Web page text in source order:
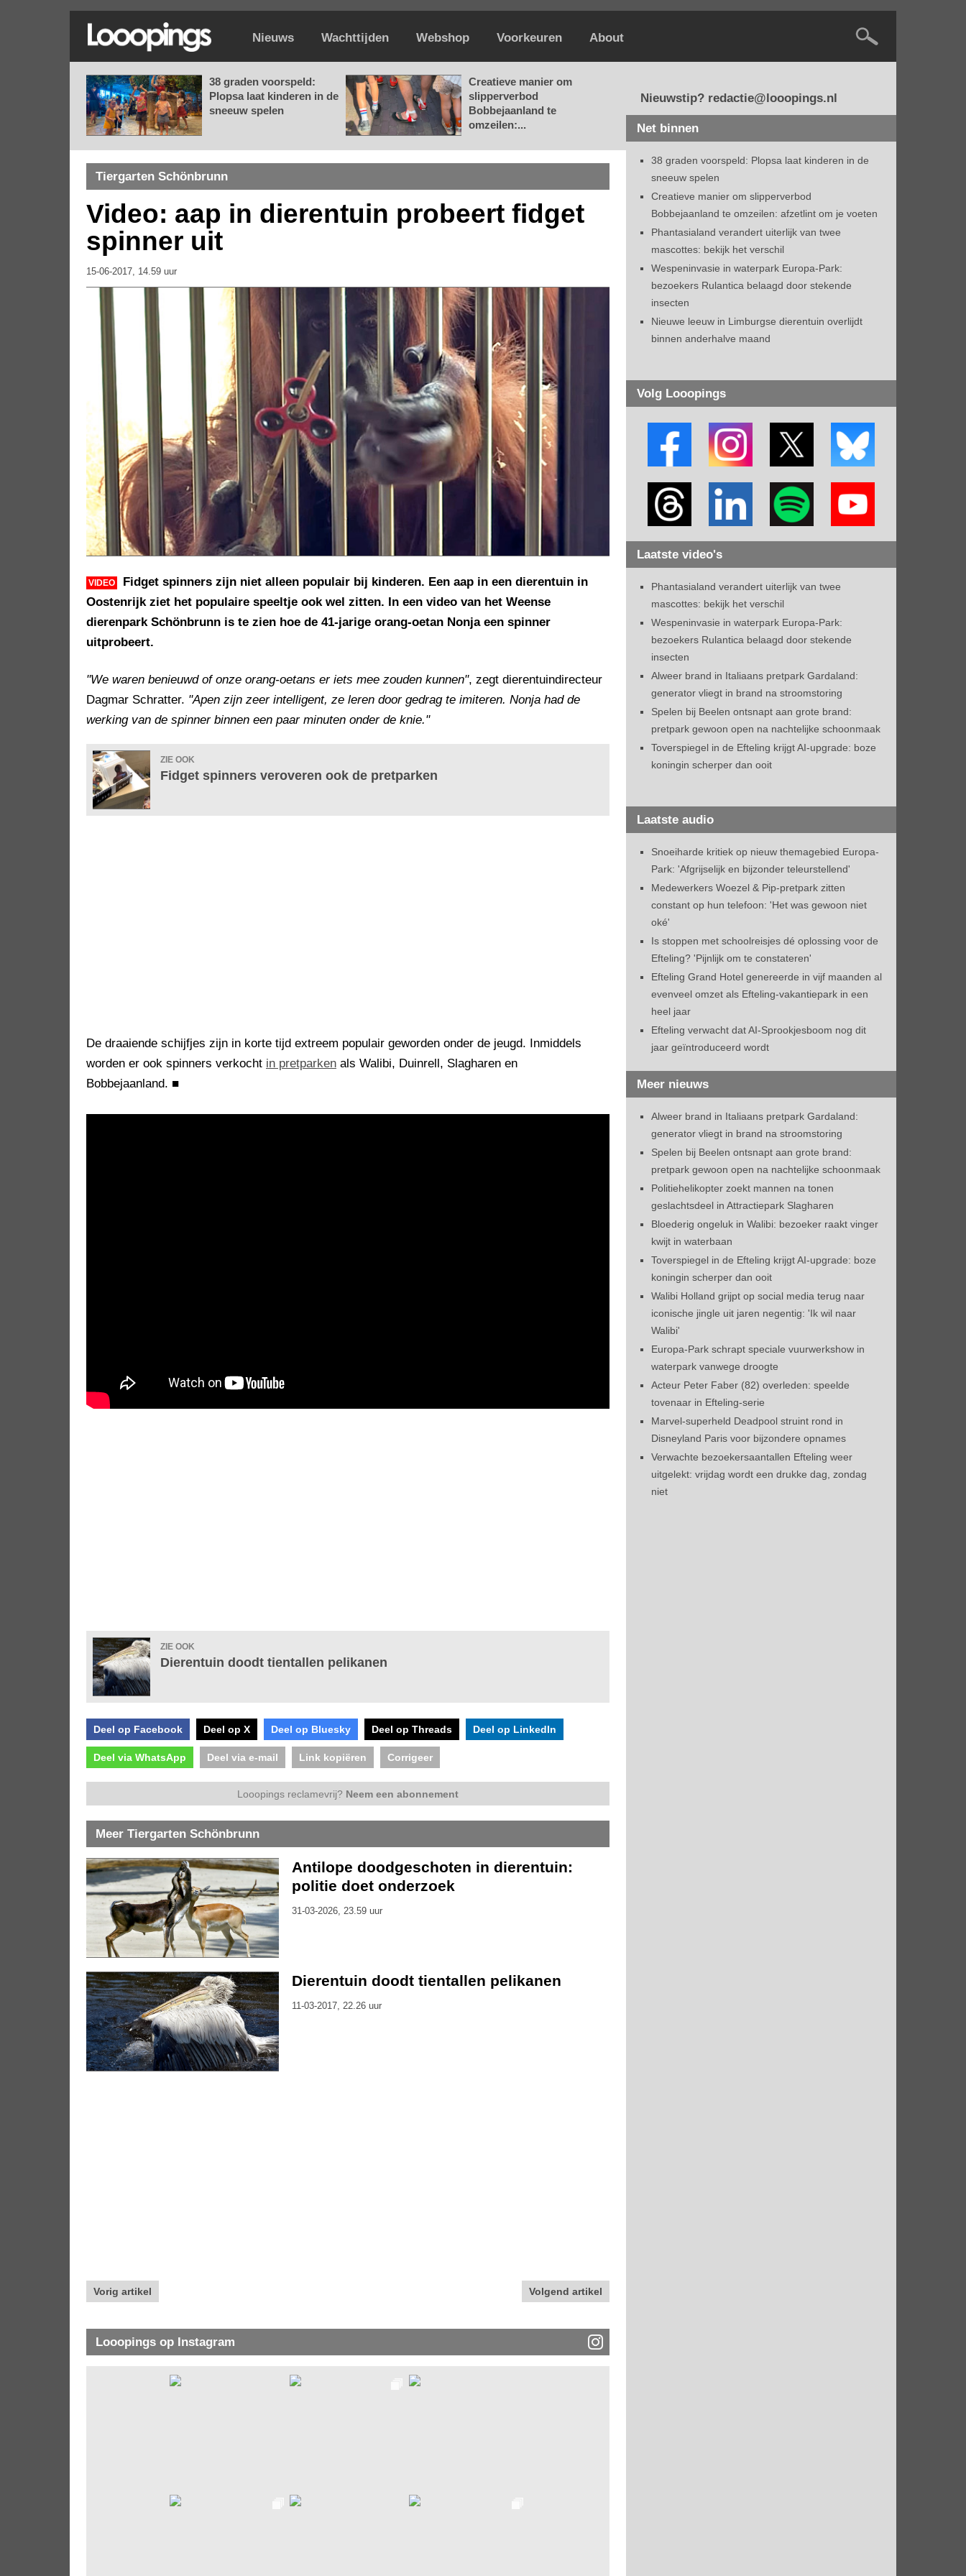
Nieuws Wachttijden Webshop Voorkeuren About
38 graden voorspeld:
Plopsa laat kinderen in de
sneeuw spelen
Creatieve manier om
slipperverbod
Bobbejaanland te
omzeilen:...
Tiergarten Schönbrunn
Video: aap in dierentuin probeert fidget
spinner uit
15-06-2017, 14.59 uur
VIDEO
Fidget spinners zijn niet alleen populair bij kinderen. Een aap in een dierentuin in
Oostenrijk ziet het populaire speeltje ook wel zitten. In een video van het Weense
dierenpark Schönbrunn is te zien hoe de 41-jarige orang-oetan Nonja een spinner
uitprobeert.
"We waren benieuwd of onze orang-oetans er iets mee zouden kunnen", zegt dierentuindirecteur
Dagmar Schratter. "Apen zijn zeer intelligent, ze leren door gedrag te imiteren. Nonja had de
werking van de spinner binnen een paar minuten onder de knie."
ZIE OOK
Fidget spinners veroveren ook de pretparken
De draaiende schijfjes zijn in korte tijd extreem populair geworden onder de jeugd. Inmiddels
worden er ook spinners verkocht in pretparken als Walibi, Duinrell, Slagharen en
Bobbejaanland. ■
ZIE OOK
Dierentuin doodt tientallen pelikanen
Deel op Facebook Deel op X Deel op Bluesky Deel op Threads Deel op LinkedIn
Deel via WhatsApp Deel via e-mail Link kopiëren Corrigeer
Looopings reclamevrij? Neem een abonnement
Meer Tiergarten Schönbrunn
Antilope doodgeschoten in dierentuin:
politie doet onderzoek
31-03-2026, 23.59 uur
Dierentuin doodt tientallen pelikanen
11-03-2017, 22.26 uur
Vorig artikel Volgend artikel
Looopings op Instagram
Nieuwstip? redactie@looopings.nl
Net binnen
38 graden voorspeld: Plopsa laat kinderen in de
sneeuw spelen
Creatieve manier om slipperverbod
Bobbejaanland te omzeilen: afzetlint om je voeten
Phantasialand verandert uiterlijk van twee
mascottes: bekijk het verschil
Wespeninvasie in waterpark Europa-Park:
bezoekers Rulantica belaagd door stekende
insecten
Nieuwe leeuw in Limburgse dierentuin overlijdt
binnen anderhalve maand
Volg Looopings
Laatste video's
Phantasialand verandert uiterlijk van twee
mascottes: bekijk het verschil
Wespeninvasie in waterpark Europa-Park:
bezoekers Rulantica belaagd door stekende
insecten
Alweer brand in Italiaans pretpark Gardaland:
generator vliegt in brand na stroomstoring
Spelen bij Beelen ontsnapt aan grote brand:
pretpark gewoon open na nachtelijke schoonmaak
Toverspiegel in de Efteling krijgt AI-upgrade: boze
koningin scherper dan ooit
Laatste audio
Snoeiharde kritiek op nieuw themagebied Europa-
Park: 'Afgrijselijk en bijzonder teleurstellend'
Medewerkers Woezel & Pip-pretpark zitten
constant op hun telefoon: 'Het was gewoon niet
oké'
Is stoppen met schoolreisjes dé oplossing voor de
Efteling? 'Pijnlijk om te constateren'
Efteling Grand Hotel genereerde in vijf maanden al
evenveel omzet als Efteling-vakantiepark in een
heel jaar
Efteling verwacht dat AI-Sprookjesboom nog dit
jaar geïntroduceerd wordt
Meer nieuws
Alweer brand in Italiaans pretpark Gardaland:
generator vliegt in brand na stroomstoring
Spelen bij Beelen ontsnapt aan grote brand:
pretpark gewoon open na nachtelijke schoonmaak
Politiehelikopter zoekt mannen na tonen
geslachtsdeel in Attractiepark Slagharen
Bloederig ongeluk in Walibi: bezoeker raakt vinger
kwijt in waterbaan
Toverspiegel in de Efteling krijgt AI-upgrade: boze
koningin scherper dan ooit
Walibi Holland grijpt op social media terug naar
iconische jingle uit jaren negentig: 'Ik wil naar
Walibi'
Europa-Park schrapt speciale vuurwerkshow in
waterpark vanwege droogte
Acteur Peter Faber (82) overleden: speelde
tovenaar in Efteling-serie
Marvel-superheld Deadpool struint rond in
Disneyland Paris voor bijzondere opnames
Verwachte bezoekersaantallen Efteling weer
uitgelekt: vrijdag wordt een drukke dag, zondag
niet